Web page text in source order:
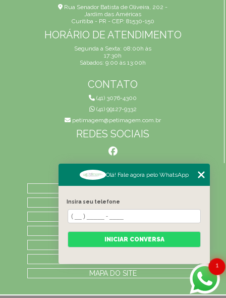
Rua Senador Batista de Oliveira, 202 -
Jardim das Américas
Curitiba - PR - CEP: 81530-150
HORÁRIO DE ATENDIMENTO
Segunda a Sexta: 08:00h às
17:30h
Sábados: 9:00 às 13:00h
CONTATO
(41) 3076-4300
(41) 99127-9332
petimagem@petimagem.com.br
REDES SOCIAIS
MENU
HOME
QUEM SOMOS
ATIVIDADES
CONTATO
MAPA DO SITE
1
Olá! Fale agora pelo WhatsApp
Insira seu telefone
INICIAR CONVERSA